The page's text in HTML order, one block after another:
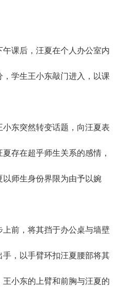
课后，汪夏在个人办公室内
学生王小东敲门进入，以课
东突然转变话题，向汪夏表
存在超乎师生关系的感情，
师生身份界限为由予以婉
前，将其挡于办公桌与墙壁
，以手臂环扣汪夏腰部将其
小东的上臂和前胸与汪夏的